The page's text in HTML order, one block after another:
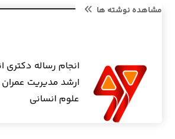
مشاهده نوشته ها
انجام رساله دکتری
ارشد مدیریت
علوم انسانی